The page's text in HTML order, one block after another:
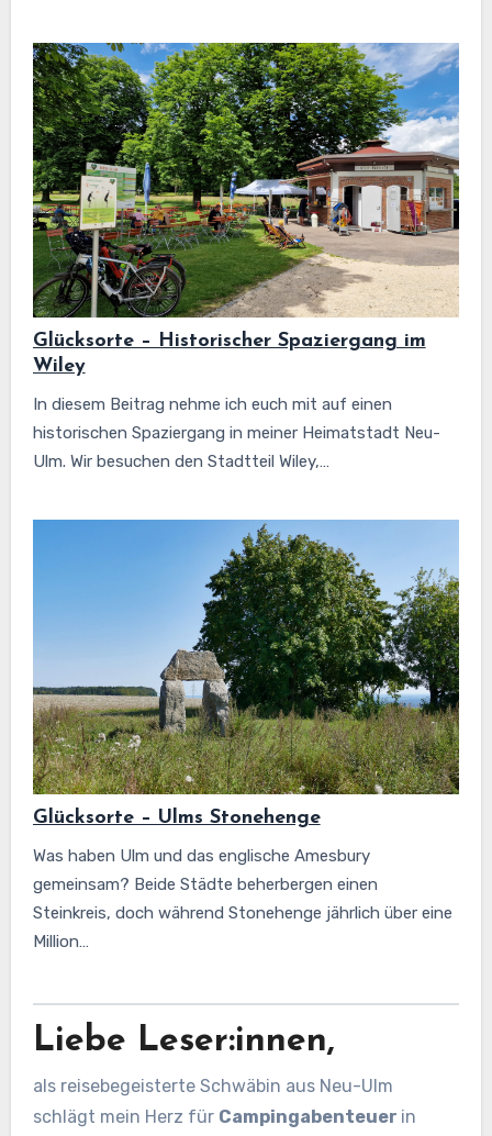
Glücksorte – Historischer Spaziergang im
Wiley
In diesem Beitrag nehme ich euch mit auf einen
historischen Spaziergang in meiner Heimatstadt Neu-
Ulm. Wir besuchen den Stadtteil Wiley,…
Glücksorte – Ulms Stonehenge
Was haben Ulm und das englische Amesbury
gemeinsam? Beide Städte beherbergen einen
Steinkreis, doch während Stonehenge jährlich über eine
Million…
Liebe Leser:innen,
als reisebegeisterte Schwäbin aus Neu-Ulm
schlägt mein Herz für Campingabenteuer in